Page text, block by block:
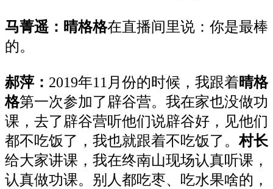
马菁遥：晴格格在直播间里说：你是最棒
的。
郝萍： 2019年11月份的时候，我跟着晴格
格第一次参加了辟谷营。我在家也没做功
课，去了辟谷营听他们说辟谷好，见他们
都不吃饭了，我也就跟着不吃饭了。村长
给大家讲课，我在终南山现场认真听课，
认真做功课。别人都吃枣、吃水果啥的，